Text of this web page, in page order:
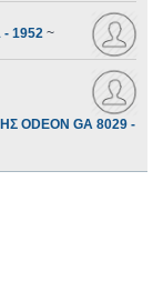
- 1952 ~
ODEON GA 8029 -